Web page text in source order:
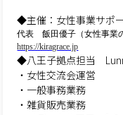
◆主催：女性事業サポ
代表 飯田優子（女性事業
https://kiragrace.jp
◆八王子拠点担当
・女性交流会運営
・一般事務業務
・雑貨販売業務